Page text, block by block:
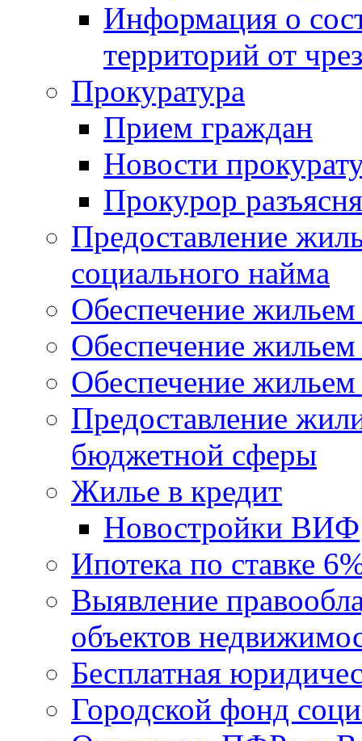
Информация о
территорий от
Прокуратура
Прием граждан
Новости
Прокурор
Предоставление
социального найма
Обеспечение
Обеспечение
Обеспечение жильем
Предоставление
бюджетной сферы
Жилье в кредит
Новостройки ВИФ
Ипотека по ставке
Выявление
объектов
Бесплатная
Городской фонд